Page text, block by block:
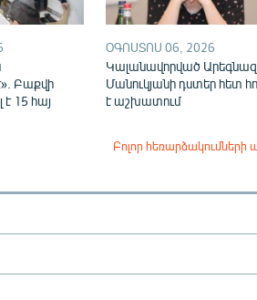
Բաքվի
15 հայ
ՕԳՈՍՏՈՍ 06, 2026
Կալանավորված Արեգնազ
Մանուկյանի դստեր հետ
է աշխատում
Բոլոր հեռարձակումների